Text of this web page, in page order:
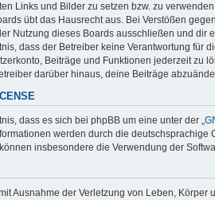
Links und Bilder zu setzen bzw. zu
übt das Hausrecht aus. Bei Verstößen
Nutzung dieses Boards ausschließen und dir
dass der Betreiber keine Verantwortung für
Beiträge und Funktionen jederzeit zu
darüber hinaus, deine Beiträge
dass es sich bei phpBB um eine unter der „
werden durch die deutschsprachige
insbesondere die Verwendung der
Ausnahme der Verletzung von Leben,